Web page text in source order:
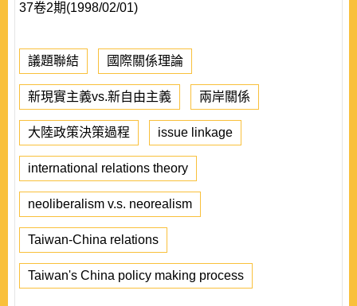
37卷2期(1998/02/01)
議題聯結 國際關係理論
新現實主義vs.新自由主義 兩岸關係
大陸政策決策過程 issue linkage
international relations theory
neoliberalism v.s. neorealism
Taiwan-China relations
Taiwan's China policy making process